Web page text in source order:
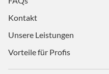
Kontakt
Unsere Leistungen
Vorteile für Profis